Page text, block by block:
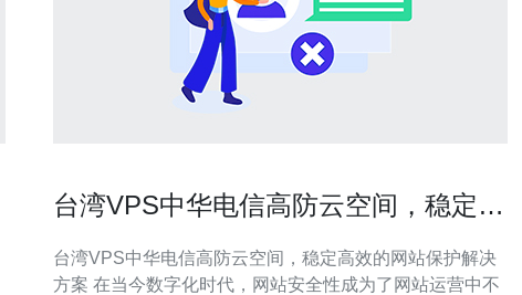
台湾VPS中华电信高防云空间，稳定高
台湾VPS中华电信高防云空间，稳定高效的网站保护解决
方案 在当今数字化时代，网站安全性成为了网站运营中不